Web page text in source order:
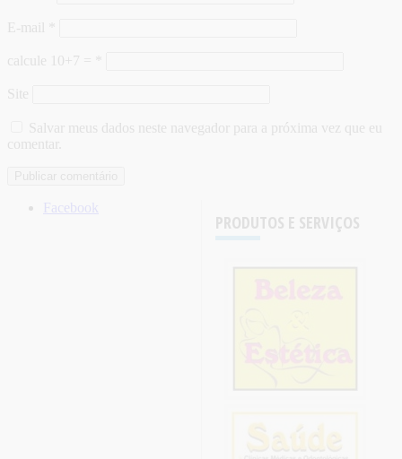
E-mail
calcule 10+7 =
Site
Salvar meus dados neste navegador para a próxima vez que eu
comentar.
PRODUTOS E SERVIÇOS
Facebook